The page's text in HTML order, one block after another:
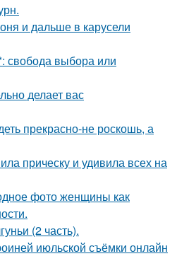
и дальше в карусели
свобода выбора или
делает вас
прекрасно-не роскошь, а
прическу и удивила всех на
фото женщины как
(2 часть).
июльской съёмки онлайн